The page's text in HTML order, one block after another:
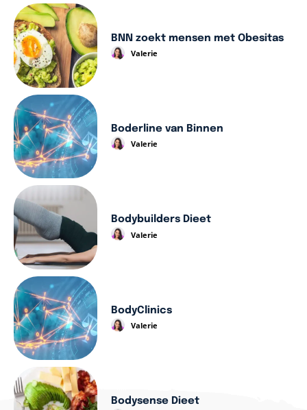
BNN zoekt mensen met Obesitas
Valerie
Boderline van Binnen
Valerie
Bodybuilders Dieet
Valerie
BodyClinics
Valerie
Bodysense Dieet